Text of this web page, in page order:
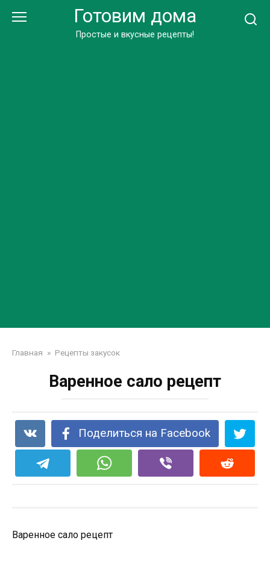
Готовим дома
Простые и вкусные рецепты!
Главная » Рецепты закусок
Варенное сало рецепт
Поделиться на Facebook
Варенное сало рецепт